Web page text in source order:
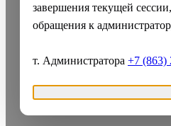
завершения текущей
обращения к
т. Администратора +7 (863)